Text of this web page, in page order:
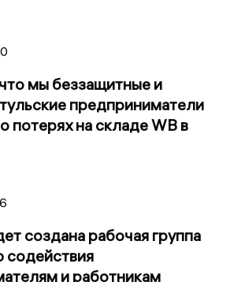
мы беззащитные и
предприниматели
потерях на складе WB в
создана рабочая группа
содействия
и работникам